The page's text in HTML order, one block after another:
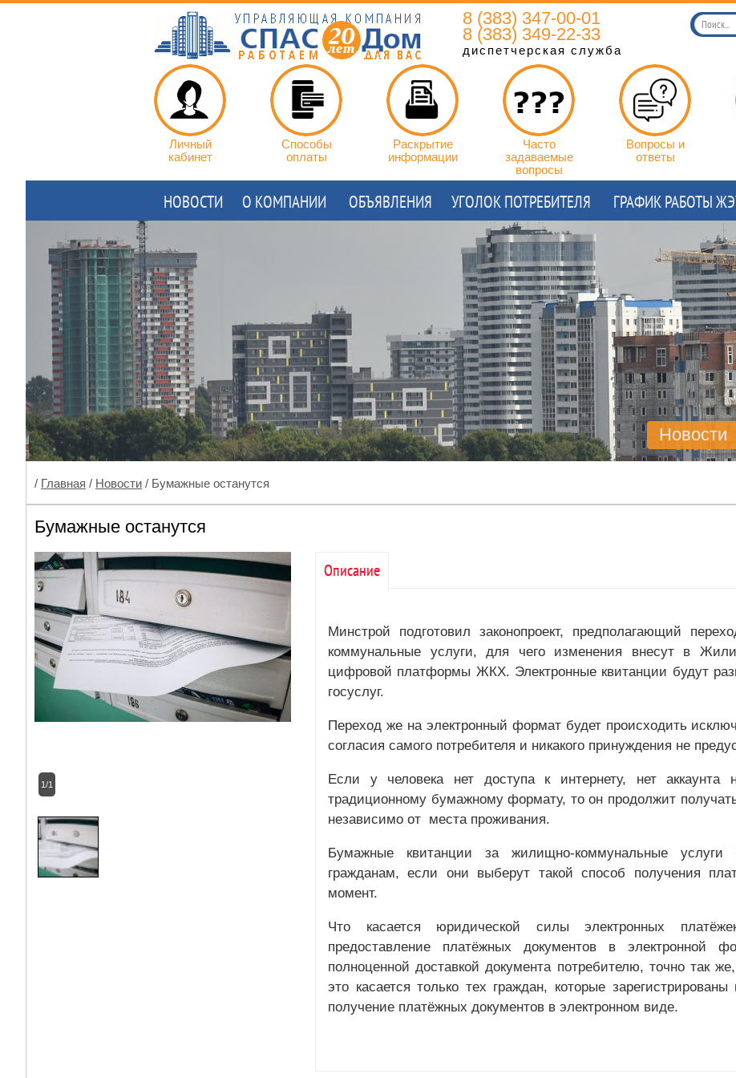
8 (383) 347-00-01
8 (383) 349-22-33
диспетчерская служба
Личный
кабинет
Способы
оплаты
Раскрытие
информации
Часто
задаваемые
вопросы
Вопросы и
ответы
НОВОСТИ О КОМПАНИИ ОБЪЯВЛЕНИЯ УГОЛОК ПОТРЕБИТЕЛЯ ГРАФИК РАБОТЫ
Новости
/ Главная / Новости / Бумажные останутся
Бумажные останутся
1/1
Описание
Минстрой подготовил законопроект, предполагающий
коммунальные услуги, для чего изменения внесут в
цифровой платформы ЖКХ. Электронные квитанции будут
госуслуг.
Переход же на электронный формат будет происходить
согласия самого потребителя и никакого принуждения не
Если у человека нет доступа к интернету, нет
традиционному бумажному формату, то он продолжит
независимо от места проживания.
Бумажные квитанции за жилищно-коммунальные
гражданам, если они выберут такой способ получения
момент.
Что касается юридической силы электронных
предоставление платёжных документов в электронной
полноценной доставкой документа потребителю, точно так
это касается только тех граждан, которые
получение платёжных документов в электронном виде.